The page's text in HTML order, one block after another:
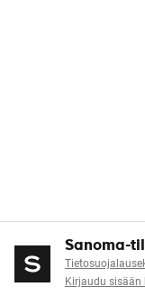
Sanoma-
Kirjaudu sisään